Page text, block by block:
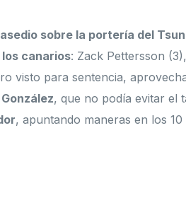
sobre la portería del
canarios: Zack Pettersson
visto para sentencia,
, que no podía evitar el
, apuntando maneras en los